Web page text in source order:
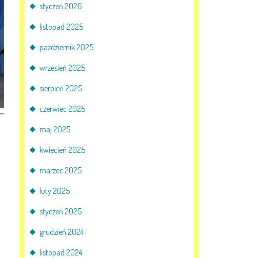
styczeń 2026
listopad 2025
październik 2025
wrzesień 2025
sierpień 2025
czerwiec 2025
maj 2025
kwiecień 2025
marzec 2025
luty 2025
styczeń 2025
grudzień 2024
listopad 2024